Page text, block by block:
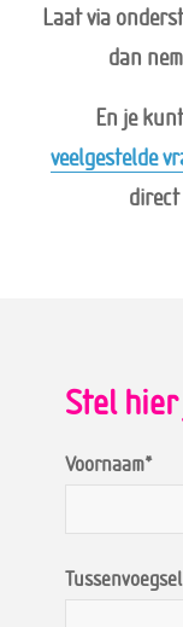
Laat via
dan
En je
veelgestelde
Stel
Voornaam*
Tussenvoegsel